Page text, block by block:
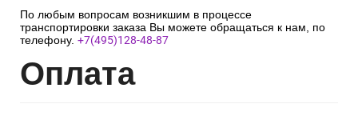
По любым вопросам возникшим в процессе
транспортировки заказа Вы можете обращаться к нам, по
телефону. +7(495)128-48-87
Оплата